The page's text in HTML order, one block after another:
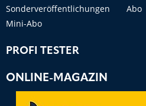
Sonderveröffentlichungen
Abo
Mini-Abo
PROFI TESTER
ONLINE-MAGAZIN